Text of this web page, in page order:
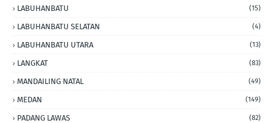
LABUHANBATU (15)
LABUHANBATU SELATAN (4)
LABUHANBATU UTARA (13)
LANGKAT (83)
MANDAILING NATAL (49)
MEDAN (149)
PADANG LAWAS (82)